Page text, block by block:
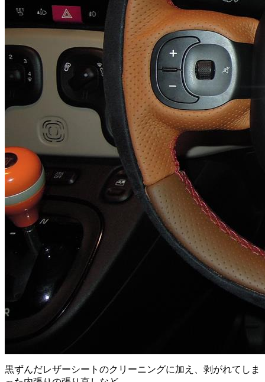
黒ずんだレザーシートのクリーニングに加え、剥がれてしま